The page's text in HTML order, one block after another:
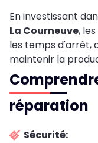
En investissant
La Courneuve,
les temps d'arrêt,
maintenir la
réparation
Sécurité: